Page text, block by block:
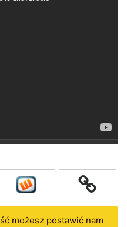
możesz postawić nam